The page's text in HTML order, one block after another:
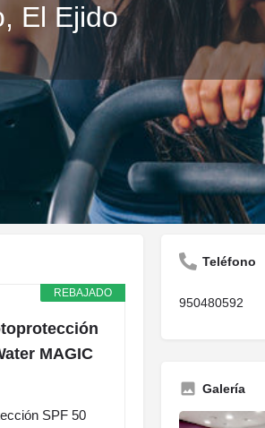
El Ejido
Opiniones 0
Compartir Informar
REBAJADO
MAGIC
SPF 50
Teléfono
950480592
Galería